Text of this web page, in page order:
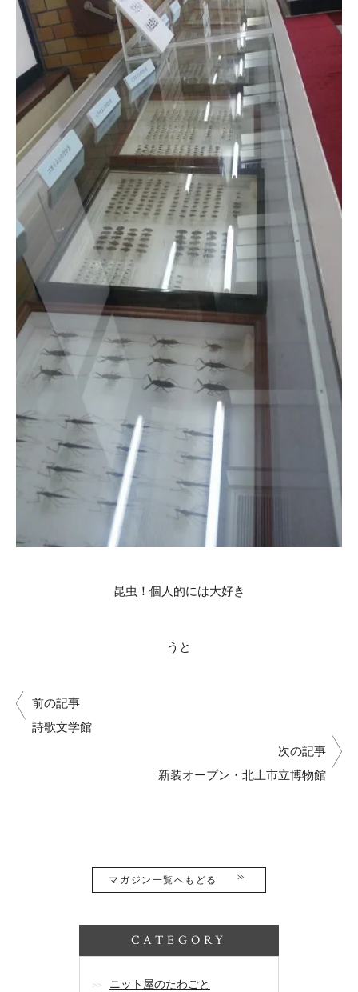
昆虫！個人的には大好き
うと
前の記事
詩歌文学館
次の記事
新装オープン・北上市立博物館
マガジン一覧へもどる
CATEGORY
ニット屋のたわごと